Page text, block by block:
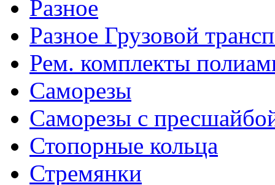
Разное
Разное Грузовой
Рем. комплекты
Саморезы
Саморезы с
Стопорные кольца
Стремянки